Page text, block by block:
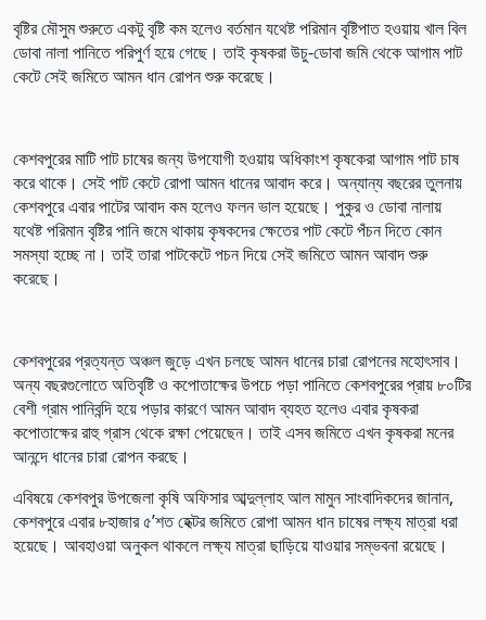
বৃষ্টির মৌসুম শুরুতে একটু বৃষ্টি কম হলেও বর্তমান যথেষ্ট পরিমান বৃষ্টিপাত হওয়ায় খাল বিল
ডোবা নালা পানিতে পরিপুর্ণ হয়ে গেছে। তাই কৃষকরা উচু-ডোবা জমি থেকে আগাম পাট
কেটে সেই জমিতে আমন ধান রোপন শুরু করেছে।
কেশবপুরের মাটি পাট চাষের জন্য উপযোগী হওয়ায় অধিকাংশ কৃষকেরা আগাম পাট চাষ
করে থাকে। সেই পাট কেটে রোপা আমন ধানের আবাদ করে। অন্যান্য বছরের তুলনায়
কেশবপুরে এবার পাটের আবাদ কম হলেও ফলন ভাল হয়েছে। পুকুর ও ডোবা নালায়
যথেষ্ট পরিমান বৃষ্টির পানি জমে থাকায় কৃষকদের ক্ষেতের পাট কেটে পঁচন দিতে কোন
সমস্যা হচ্ছে না। তাই তারা পাটকেটে পচন দিয়ে সেই জমিতে আমন আবাদ শুরু
করেছে।
কেশবপুরের প্রত্যন্ত অঞ্চল জুড়ে এখন চলছে আমন ধানের চারা রোপনের মহোৎসাব।
অন্য বছরগুলোতে অতিবৃষ্টি ও কপোতাক্ষের উপচে পড়া পানিতে কেশবপুরের প্রায় ৮০টির
বেশী গ্রাম পানিবন্দি হয়ে পড়ার কারণে আমন আবাদ ব্যহত হলেও এবার কৃষকরা
কপোতাক্ষের রাহু গ্রাস থেকে রক্ষা পেয়েছেন। তাই এসব জমিতে এখন কৃষকরা মনের
আনন্দে ধানের চারা রোপন করছে।
এবিষয়ে কেশবপুর উপজেলা কৃষি অফিসার আব্দুল্লাহ আল মামুন সাংবাদিকদের জানান,
কেশবপুরে এবার ৮হাজার ৫’শত হেক্টর জমিতে রোপা আমন ধান চাষের লক্ষ্য মাত্রা ধরা
হয়েছে। আবহাওয়া অনুকল থাকলে লক্ষ্য মাত্রা ছাড়িয়ে যাওয়ার সম্ভবনা রয়েছে।